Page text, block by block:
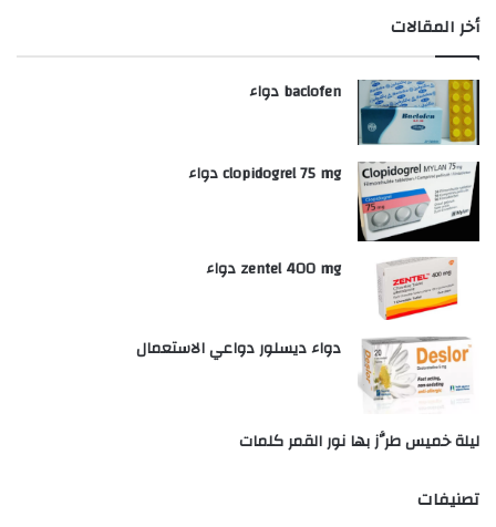
أخر المقالات
baclofen دواء
clopidogrel 75 mg دواء
zentel 400 mg دواء
دواء ديسلور دواعي الاستعمال
ليلة خميس طرَّز بها نور القمر كلمات
تصنيفات